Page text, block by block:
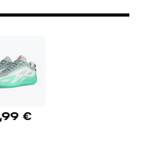
€